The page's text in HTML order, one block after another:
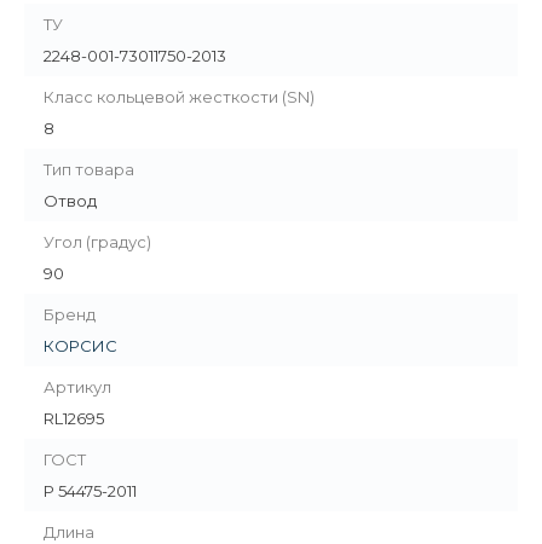
ТУ
2248-001-73011750-2013
Класс кольцевой жесткости (SN)
8
Тип товара
Отвод
Угол (градус)
90
Бренд
КОРСИС
Артикул
RL12695
ГОСТ
Р 54475-2011
Длина